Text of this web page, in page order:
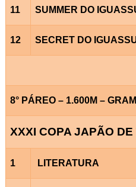
11 SUMMER DO
12 SECRET DO
8° PÁREO – 1.600M –
XXXI COPA JAPÃO
1 LITERATURA